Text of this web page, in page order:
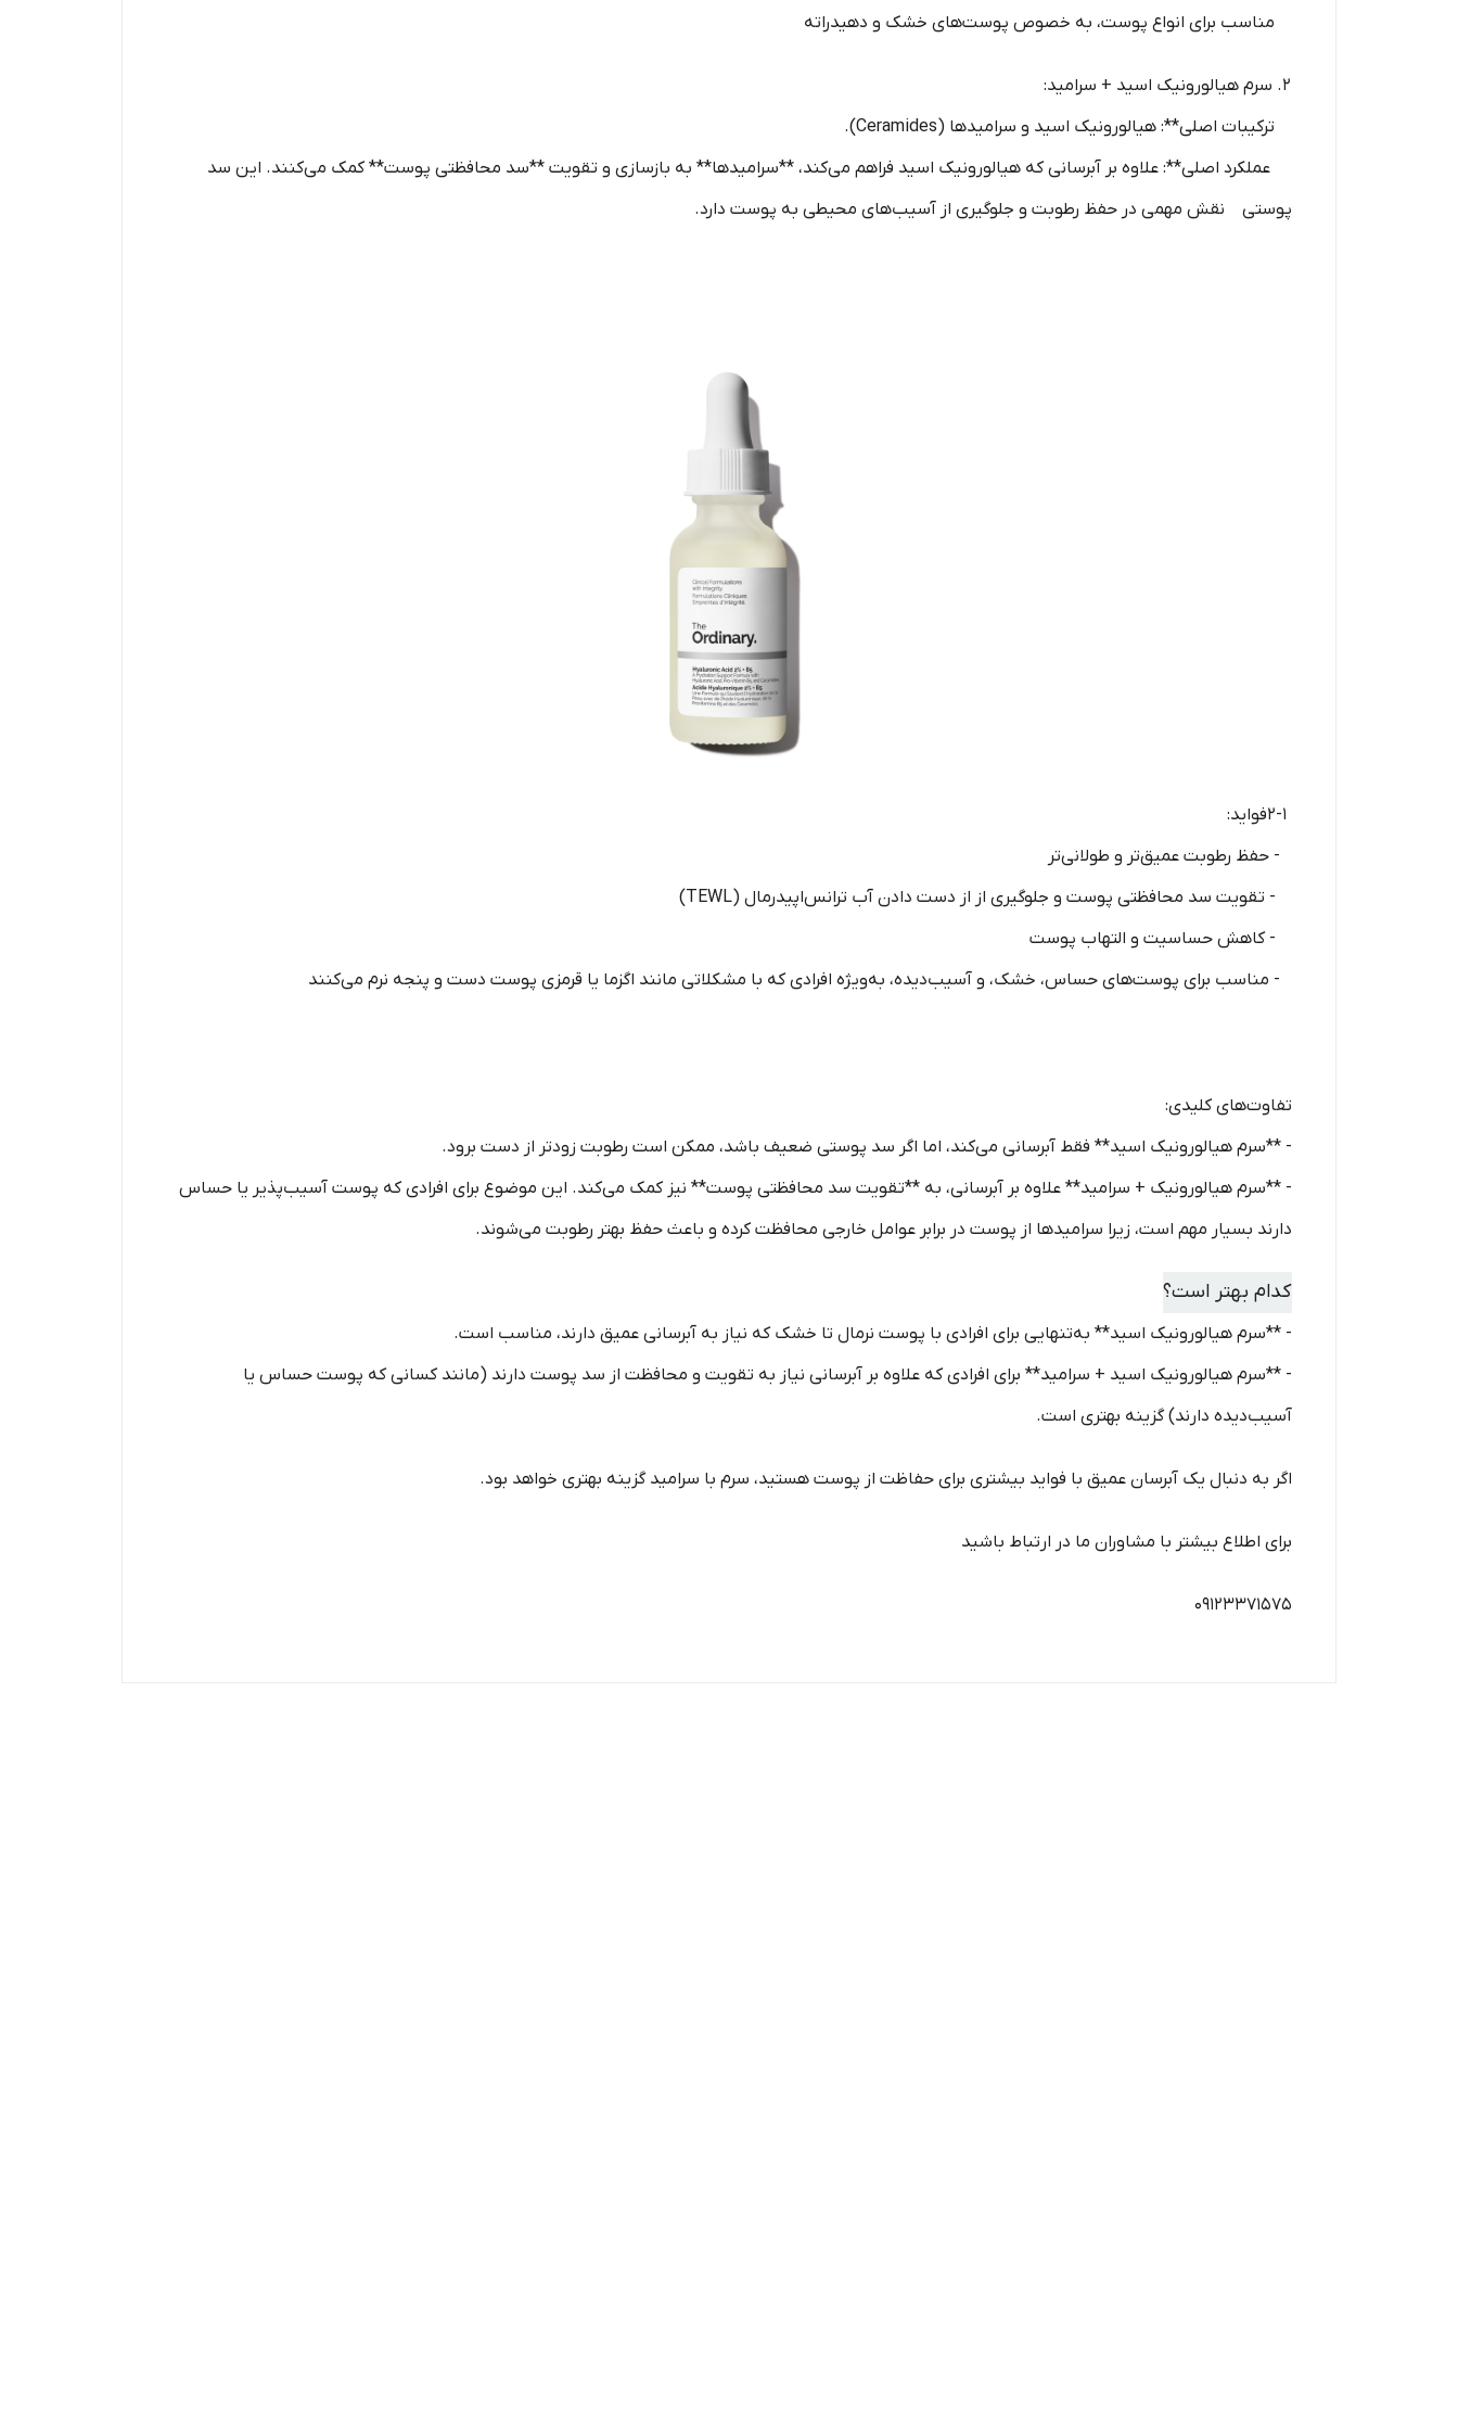
مناسب برای انواع پوست، به خصوص پوست‌های خشک و دهیدراته
ترکیبات اصلی**: هیالورونیک اسید و سرامیدها (Ceramides).
عملکرد اصلی**: علاوه بر آبرسانی که هیالورونیک اسید فراهم می‌کند، **سرامیدها** به بازسازی و تقویت **سد محافظتی پوست** کمک می‌کنند. این سد
پوستی نقش مهمی در حفظ رطوبت و جلوگیری از آسیب‌های محیطی به پوست دارد.
- حفظ رطوبت عمیق‌تر و طولانی‌تر
- تقویت سد محافظتی پوست و جلوگیری از از دست دادن آب ترانس‌اپیدرمال (TEWL)
- کاهش حساسیت و التهاب پوست
- مناسب برای پوست‌های حساس، خشک، و آسیب‌دیده، به‌ویژه افرادی که با مشکلاتی مانند اگزما یا قرمزی پوست دست و پنجه نرم می‌کنند
تفاوت‌های کلیدی:
- **سرم هیالورونیک اسید** فقط آبرسانی می‌کند، اما اگر سد پوستی ضعیف باشد، ممکن است رطوبت زودتر از دست برود.
- **سرم هیالورونیک + سرامید** علاوه بر آبرسانی، به **تقویت سد محافظتی پوست** نیز کمک می‌کند. این موضوع برای افرادی که پوست آسیب‌پذیر یا حساس
دارند بسیار مهم است، زیرا سرامیدها از پوست در برابر عوامل خارجی محافظت کرده و باعث حفظ بهتر رطوبت می‌شوند.
کدام بهتر است؟
- **سرم هیالورونیک اسید** به‌تنهایی برای افرادی با پوست نرمال تا خشک که نیاز به آبرسانی عمیق دارند، مناسب است.
- **سرم هیالورونیک اسید + سرامید** برای افرادی که علاوه بر آبرسانی نیاز به تقویت و محافظت از سد پوست دارند (مانند کسانی که پوست حساس یا
آسیب‌دیده دارند) گزینه بهتری است.
اگر به دنبال یک آبرسان عمیق با فواید بیشتری برای حفاظت از پوست هستید، سرم با سرامید گزینه بهتری خواهد بود.
برای اطلاع بیشتر با مشاوران ما در ارتباط باشید
09123371575